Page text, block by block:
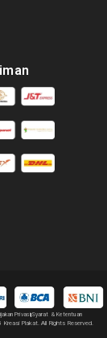
PrivasiSyarat & Ketentuan
Plakat. All Rights Reserved.